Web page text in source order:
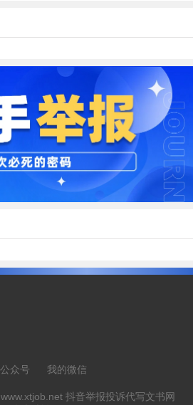
众号 我的微信
抖音举报投诉代写文书网